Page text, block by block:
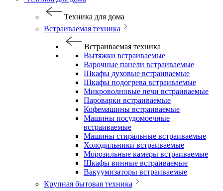
Техника для дома
Встраиваемая техника
Встраиваемая техника
Вытяжки встраиваемые
Варочные панели встраиваемые
Шкафы духовые встраиваемые
Шкафы подогрева встраиваемые
Микроволновые печи встраиваемые
Пароварки встраиваемые
Кофемашины встраиваемые
Машины посудомоечные
встраиваемые
Машины стиральные встраиваемые
Холодильники встраиваемые
Морозильные камеры встраиваемые
Шкафы винные встраиваемые
Вакуумизаторы встраиваемые
Крупная бытовая техника